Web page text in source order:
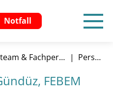
Notfall
& Fachpersonen Person
FEBEM